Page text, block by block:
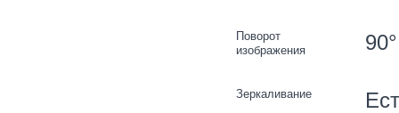
Поворот
изображения
Зеркаливание